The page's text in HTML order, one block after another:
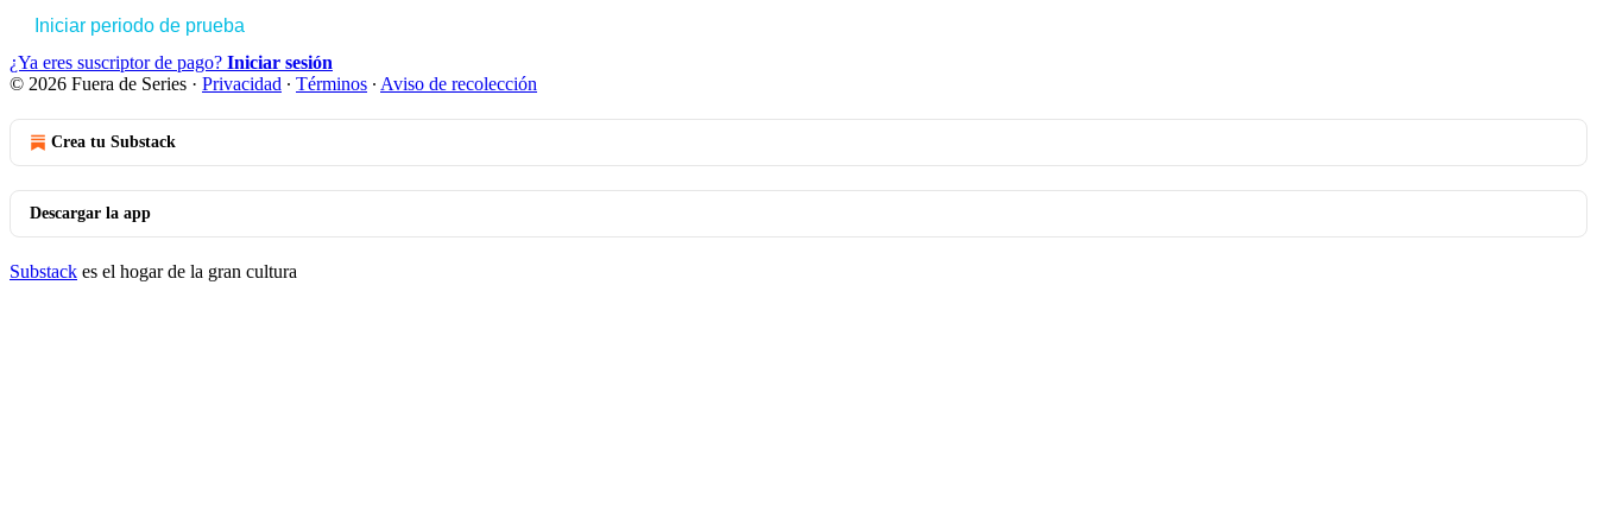
Iniciar periodo de prueba
¿Ya eres suscriptor de pago? Iniciar sesión
© 2026 Fuera de Series · Privacidad ∙ Términos ∙ Aviso de recolección
Crea tu Substack
Descargar la app
Substack es el hogar de la gran cultura